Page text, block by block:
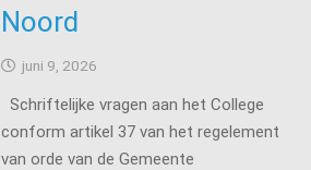
Noord
juni 9, 2026
Schriftelijke vragen aan het College
conform artikel 37 van het regelement
van orde van de Gemeente